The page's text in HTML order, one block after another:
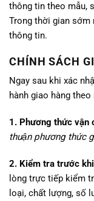
thông tin theo mẫu,
Trong thời gian sớm
thông tin.
CHÍNH SÁCH
Ngay sau khi xác
hành giao hàng
1. Phương thức vận
thuận phương thức
2. Kiểm tra trước
lòng trực tiếp kiểm
loại, chất lượng, số